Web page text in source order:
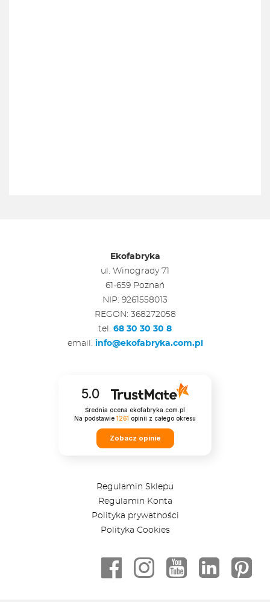
Ekofabryka
ul. Winogrady 71
61-659 Poznań
NIP: 9261558013
REGON: 368272058
tel. 68 30 30 30 8
email. info@ekofabryka.com.pl
5.0
Średnia ocena ekofabryka.com.pl
Na podstawie 1261 opinii z całego okresu
Zobacz opinie
Regulamin Sklepu
Regulamin Konta
Polityka prywatności
Polityka Cookies